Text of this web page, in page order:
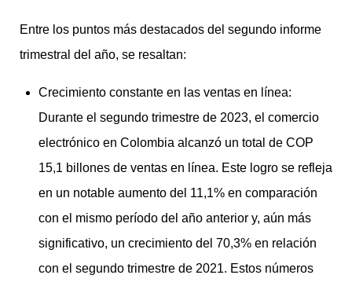
Entre los puntos más destacados del segundo informe
trimestral del año, se resaltan:
Crecimiento constante en las ventas en línea:
Durante el segundo trimestre de 2023, el comercio
electrónico en Colombia alcanzó un total de COP
15,1 billones de ventas en línea. Este logro se refleja
en un notable aumento del 11,1% en comparación
con el mismo período del año anterior y, aún más
significativo, un crecimiento del 70,3% en relación
con el segundo trimestre de 2021. Estos números